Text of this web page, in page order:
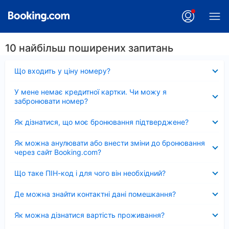
10 найбільш поширених запитань
Що входить у ціну номеру?
У мене немає кредитної картки. Чи можу я
забронювати номер?
Як дізнатися, що моє бронювання підтверджене?
Як можна анулювати або внести зміни до бронювання
через сайт Booking.com?
Що таке ПІН-код і для чого він необхідний?
Де можна знайти контактні дані помешкання?
Як можна дізнатися вартість проживання?